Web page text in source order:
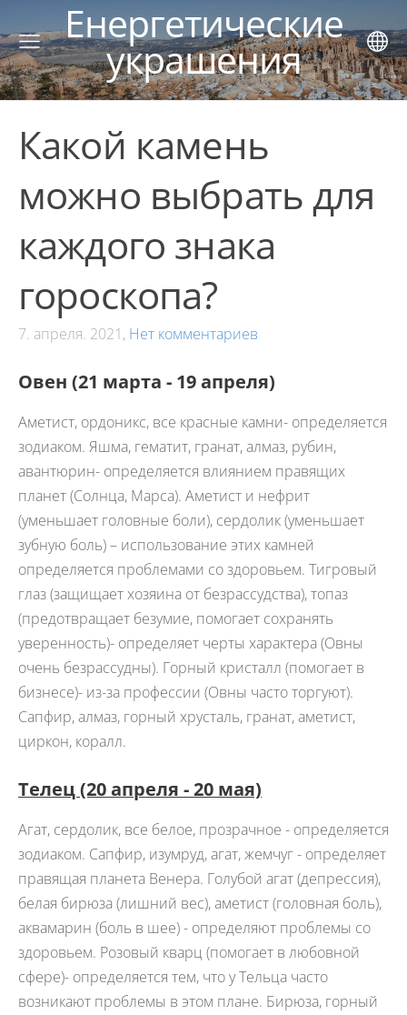
Енергетические
украшения
Какой камень
можно выбрать для
каждого знака
гороскопа?
7. апреля. 2021, Нет комментариев
Овен (21 марта - 19 апреля)
Аметист, ордоникс, все красные камни- определяется
зодиаком. Яшма, гематит, гранат, алмаз, рубин,
авантюрин- определяется влиянием правящих
планет (Солнца, Марса). Аметист и нефрит
(уменьшает головные боли), сердолик (уменьшает
зубную боль) – использование этих камней
определяется проблемами со здоровьем. Тигровый
глаз (защищает хозяина от безрассудства), топаз
(предотвращает безумие, помогает сохранять
уверенность)- определяет черты характера (Овны
очень безрассудны). Горный кристалл (помогает в
бизнесе)- из-за профессии (Овны часто торгуют).
Сапфир, алмаз, горный хрусталь, гранат, аметист,
циркон, коралл.
Телец (20 апреля - 20 мая)
Агат, сердолик, все белое, прозрачное - определяется
зодиаком. Сапфир, изумруд, агат, жемчуг - определяет
правящая планета Венера. Голубой агат (депрессия),
белая бирюза (лишний вес), аметист (головная боль),
аквамарин (боль в шее) - определяют проблемы со
здоровьем. Розовый кварц (помогает в любовной
сфере)- определяется тем, что у Тельца часто
возникают проблемы в этом плане. Бирюза, горный